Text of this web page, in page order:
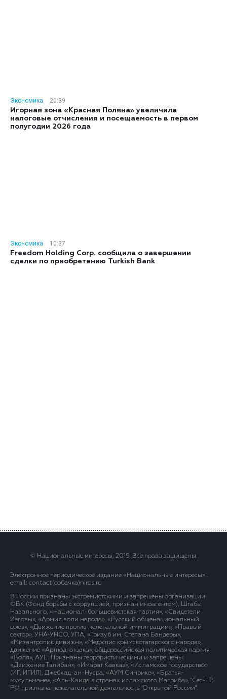
Экономика
20:39
Игорная зона «Красная Поляна» увеличила
налоговые отчисления и посещаемость в первом
полугодии 2026 года
Экономика
10:37
Freedom Holding Corp. сообщила о завершении
сделки по приобретению Turkish Bank
© Национальные интересы, 2019. Все права защищены.
Электронное периодическое издание «Национальные интересы» .
email: contact(сoбaчка)niros.ru
В России признаны экстремистскими и запрещены организации
ФБК (Фонд борьбы с коррупцией, признан иноагентом), Штабы
Навального, «Национал-большевистская партия», «Свидетели
Иеговы», «Армия воли народа», «Русский общенациональный
союз», «Движение против нелегальной иммиграции», «Правый
сектор», УНА-УНСО, УПА, «Тризуб им. Степана Бандеры»,
«Мизантропик дивижн», «Меджлис крымскотатарского народа»,
движение «Артподготовка», общероссийская политическая партия
«Воля», АУЕ. Признаны террористическими и запрещены:
«Движение Талибан», «Имарат Кавказ», «Исламское государство»
(ИГ, ИГИЛ), Джебхад-ан-Нусра, «АУМ Синрике», «Братья-
мусульмане», «Аль-Каида в странах исламского Магриба», "Сеть". В
РФ признана нежелательной деятельность "Открытой России".